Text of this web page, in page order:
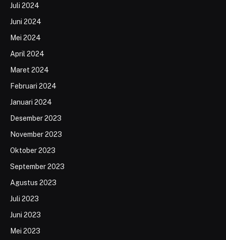
Juli 2024
Juni 2024
Mei 2024
April 2024
Maret 2024
Februari 2024
Januari 2024
Desember 2023
November 2023
Oktober 2023
September 2023
Agustus 2023
Juli 2023
Juni 2023
Mei 2023